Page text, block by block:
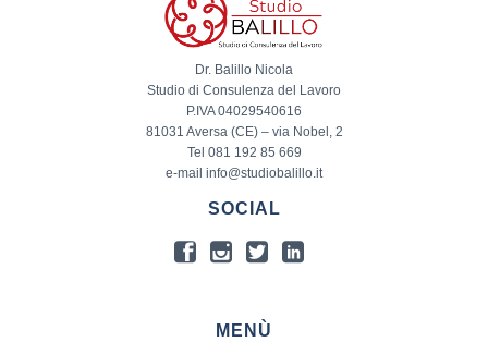
Dr. Balillo Nicola
Studio di Consulenza del Lavoro
P.IVA 04029540616
81031 Aversa (CE) – via Nobel, 2
Tel 081 192 85 669
e-mail info@studiobalillo.it
SOCIAL
MENÙ